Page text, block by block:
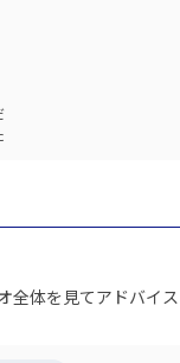
全体を見てアドバイス